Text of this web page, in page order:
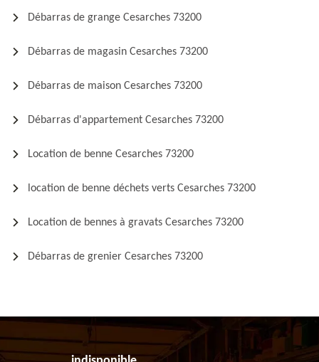
Débarras de grange Cesarches 73200
Débarras de magasin Cesarches 73200
Débarras de maison Cesarches 73200
Débarras d'appartement Cesarches 73200
Location de benne Cesarches 73200
location de benne déchets verts Cesarches 73200
Location de bennes à gravats Cesarches 73200
Débarras de grenier Cesarches 73200